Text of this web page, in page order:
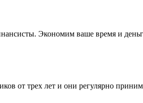
Экономим ваше время и
от трех лет и они регулярно